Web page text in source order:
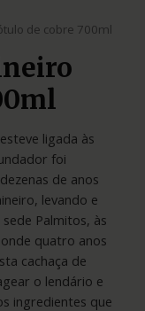
de cobre 700ml
ligada às
foi
de anos
levando e
Palmitos, às
quatro anos
cachaça de
o lendário e
ingredientes que